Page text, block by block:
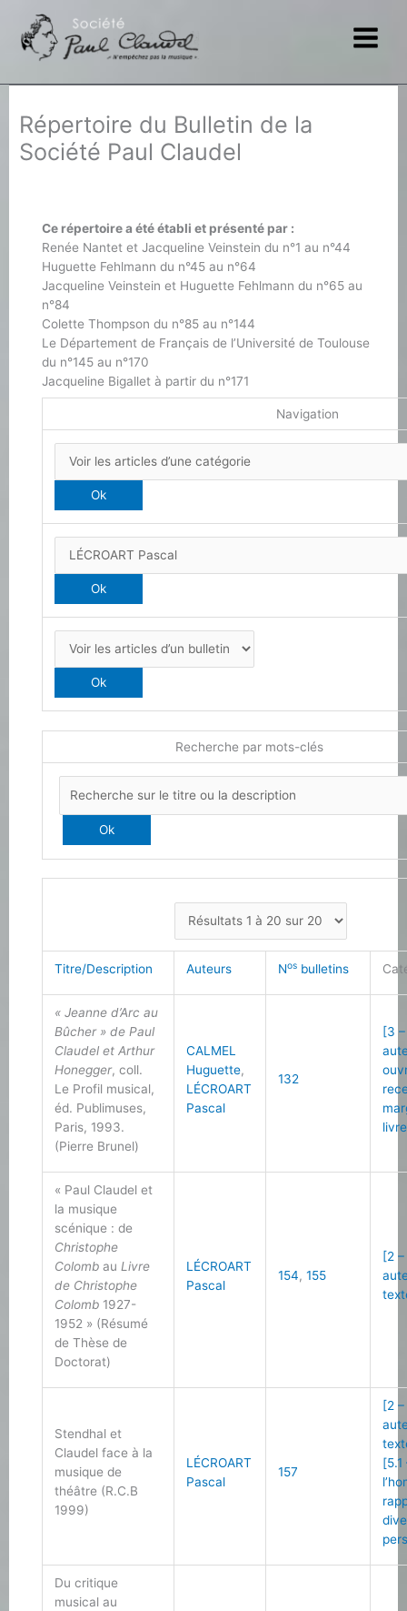
contenu
Répertoire du Bulletin de la
Société Paul Claudel
Ce répertoire a été établi et présenté par :
Renée Nantet et Jacqueline Veinstein du n°1 au n°44
Huguette Fehlmann du n°45 au n°64
Jacqueline Veinstein et Huguette Fehlmann du n°65 au
n°84
Colette Thompson du n°85 au n°144
Le Département de Français de l’Université de Toulouse
du n°145 au n°170
Jacqueline Bigallet à partir du n°171
Navigation
Recherche par mots-clés
Titre/Description Auteurs Nos bulletins
« Jeanne d’Arc au
Bûcher » de Paul
Claudel et Arthur
Honegger, coll.
Le Profil musical,
éd. Publimuses,
Paris, 1993.
(Pierre Brunel)
CALMEL
Huguette,
LÉCROART
Pascal
132
[3
« Paul Claudel et
la musique
scénique : de
Christophe
Colomb au Livre
de Christophe
Colomb 1927-
1952 » (Résumé
de Thèse de
Doctorat)
LÉCROART
Pascal
154,155
[2
Stendhal et
Claudel face à la
musique de
théâtre (R.C.B
1999)
LÉCROART
Pascal
157
[2
[5.1
Du critique
musical au